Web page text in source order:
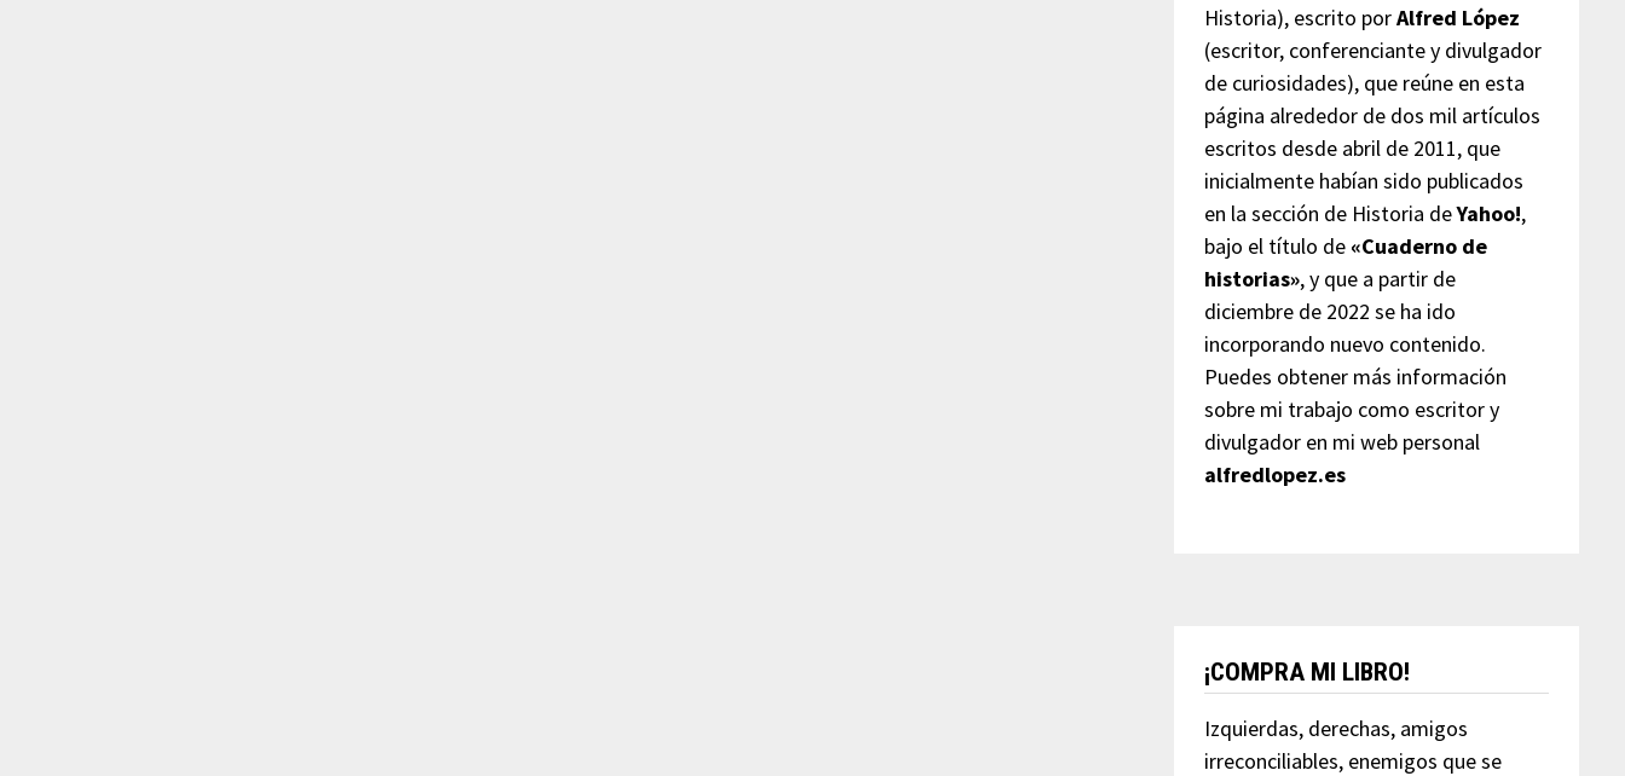
Historia), escrito porAlfred López
(escritor, conferenciante y divulgador
de curiosidades), que reúne en esta
página alrededor de dos mil artículos
escritos desde abril de 2011, que
inicialmente habían sido publicados
en la sección de Historia deYahoo!,
bajo el título de «Cuaderno de
historias», y que a partir de
diciembre de 2022 se ha ido
incorporando nuevo contenido.
Puedes obtener más información
sobre mi trabajo como escritor y
divulgador en mi web personal
alfredlopez.es
¡COMPRA MI LIBRO!
Izquierdas, derechas, amigos
irreconciliables, enemigos que se